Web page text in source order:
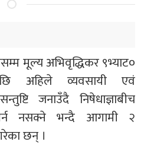
मूल्य अभिवृद्धिकर ९भ्याट०
अहिले व्यवसायी एवं
जनाउँदै निषेधाज्ञाबीच
नसक्ने भन्दै आगामी २
छन् ।